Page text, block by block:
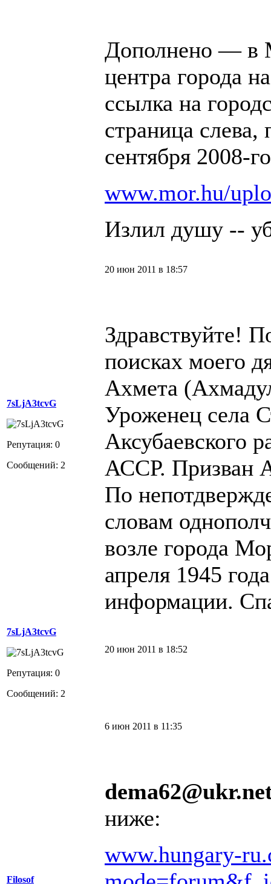
Дополнено — в
центра города
ссылка на
страница
сентября 2008-
www.mor.hu/
Излил душу --
7sLjA3tcvG
Репутация: 0
Сообщений: 2
20 июн 2011 в 18:57
Здравствуйте!
поисках моего
Ахмета
Уроженец села
Аксубаевского
АССР. Призван
По
словам
возле города
апреля 1945
информации.
7sLjA3tcvG
Репутация: 0
Сообщений: 2
20 июн 2011 в 18:52
Filosof
6 июн 2011 в 11:35
ниже:
www.hungary-